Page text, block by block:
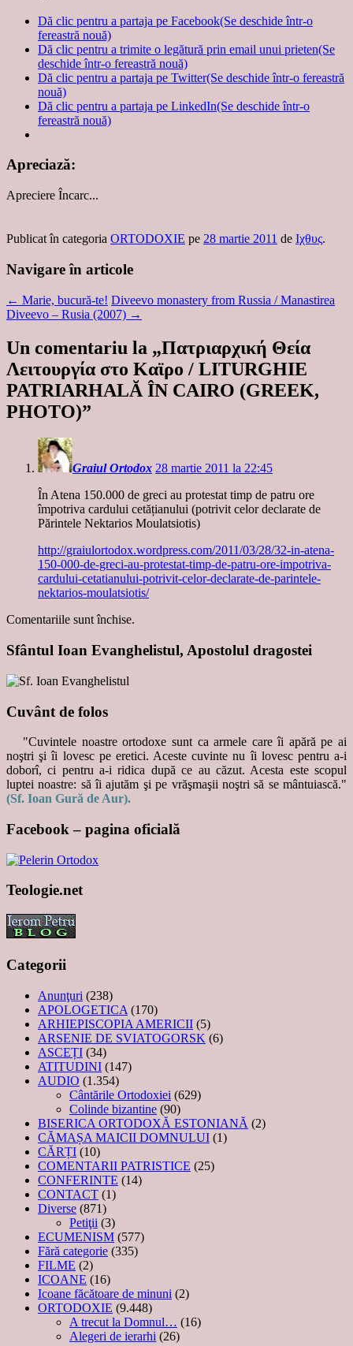
Dă clic pentru a partaja pe Facebook(Se deschide într-o
fereastră nouă)
Dă clic pentru a trimite o legătură prin email unui prieten(Se
deschide într-o fereastră nouă)
Dă clic pentru a partaja pe Twitter(Se deschide într-o fereastră
nouă)
Dă clic pentru a partaja pe LinkedIn(Se deschide într-o
fereastră nouă)
Apreciază:
Apreciere Încarc...
Publicat în categoria ORTODOXIE pe 28 martie 2011 de Ιχθυς.
Navigare în articole
← Marie, bucură-te! Diveevo monastery from Russia / Manastirea
Diveevo – Rusia (2007) →
Un comentariu la „Πατριαρχική Θεία
Λειτουργία στο Καϊρο / LITURGHIE
PATRIARHALĂ ÎN CAIRO (GREEK,
PHOTO)”
Graiul Ortodox 28 martie 2011 la 22:45
În Atena 150.000 de greci au protestat timp de patru ore
împotriva cardului cetățianului (potrivit celor declarate de
Părintele Nektarios Moulatsiotis)
http://graiulortodox.wordpress.com/2011/03/28/32-in-atena-
150-000-de-greci-au-protestat-timp-de-patru-ore-impotriva-
cardului-cetatianului-potrivit-celor-declarate-de-parintele-
nektarios-moulatsiotis/
Comentariile sunt închise.
Sfântul Ioan Evanghelistul, Apostolul dragostei
Cuvânt de folos
"Cuvintele noastre ortodoxe sunt ca armele care îi apără pe ai
noştri şi îi lovesc pe eretici. Aceste cuvinte nu îi lovesc pentru a-i
doborî, ci pentru a-i ridica după ce au căzut. Acesta este scopul
luptei noastre: să îi ajutăm şi pe vrăşmaşii noştri să se mântuiască."
(Sf. Ioan Gură de Aur).
Facebook – pagina oficială
Teologie.net
Categorii
Anunţuri (238)
APOLOGETICA (170)
ARHIEPISCOPIA AMERICII (5)
ARSENIE DE SVIATOGORSK (6)
ASCEȚI (34)
ATITUDINI (147)
AUDIO (1.354)
Cântările Ortodoxiei (629)
Colinde bizantine (90)
BISERICA ORTODOXĂ ESTONIANĂ (2)
CĂMAȘA MAICII DOMNULUI (1)
CĂRȚI (10)
COMENTARII PATRISTICE (25)
CONFERINTE (14)
CONTACT (1)
Diverse (871)
Petiţii (3)
ECUMENISM (577)
Fără categorie (335)
FILME (2)
ICOANE (16)
Icoane făcătoare de minuni (2)
ORTODOXIE (9.448)
A trecut la Domnul… (16)
Alegeri de ierarhi (26)